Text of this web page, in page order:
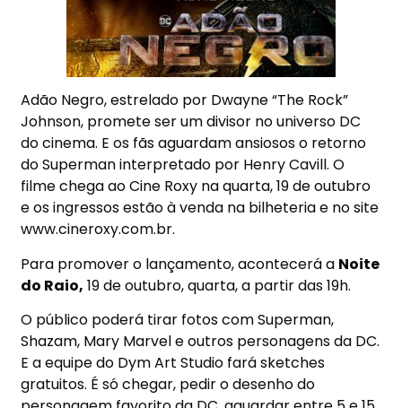
Adão Negro, estrelado por Dwayne “The Rock”
Johnson, promete ser um divisor no universo DC
do cinema. E os fãs aguardam ansiosos o retorno
do Superman interpretado por Henry Cavill. O
filme chega ao Cine Roxy na quarta, 19 de outubro
e os ingressos estão à venda na bilheteria e no site
www.cineroxy.com.br.
Para promover o lançamento, acontecerá a Noite
do Raio, 19 de outubro, quarta, a partir das 19h.
O público poderá tirar fotos com Superman,
Shazam, Mary Marvel e outros personagens da DC.
E a equipe do Dym Art Studio fará sketches
gratuitos. É só chegar, pedir o desenho do